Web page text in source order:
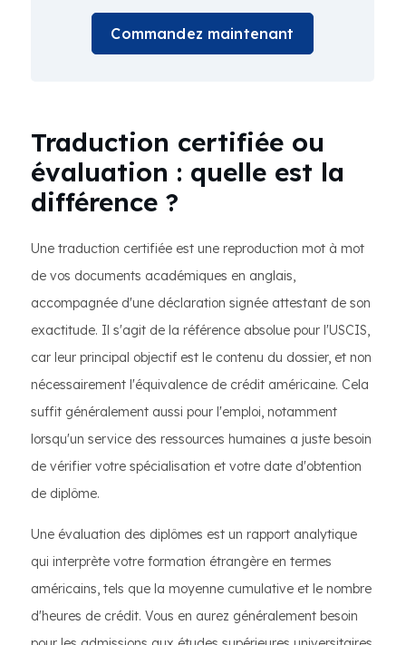
Commandez maintenant
Traduction certifiée ou
évaluation : quelle est la
différence ?
Une traduction certifiée est une reproduction mot à mot
de vos documents académiques en anglais,
accompagnée d'une déclaration signée attestant de son
exactitude. Il s'agit de la référence absolue pour l'USCIS,
car leur principal objectif est le contenu du dossier, et non
nécessairement l'équivalence de crédit américaine. Cela
suffit généralement aussi pour l'emploi, notamment
lorsqu'un service des ressources humaines a juste besoin
de vérifier votre spécialisation et votre date d'obtention
de diplôme.
Une évaluation des diplômes est un rapport analytique
qui interprète votre formation étrangère en termes
américains, tels que la moyenne cumulative et le nombre
d'heures de crédit. Vous en aurez généralement besoin